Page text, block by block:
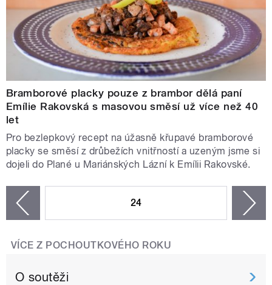
Bramborové placky pouze z brambor dělá paní
Emílie Rakovská s masovou směsí už více než 40
let
Pro bezlepkový recept na úžasně křupavé bramborové
placky se směsí z drůbežích vnitřností a uzeným jsme si
dojeli do Plané u Mariánských Lázní k Emílii Rakovské.
24
VÍCE Z POCHOUTKOVÉHO ROKU
O soutěži